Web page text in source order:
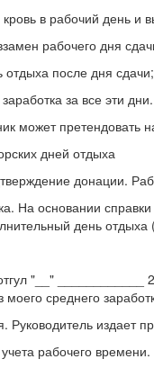
в рабочий день
рабочего дня
после дня сдачи;
за все эти дни.
может претендовать
дней отдыха
донации.
На основании
день
"__"
моего среднего
Руководитель издает
рабочего